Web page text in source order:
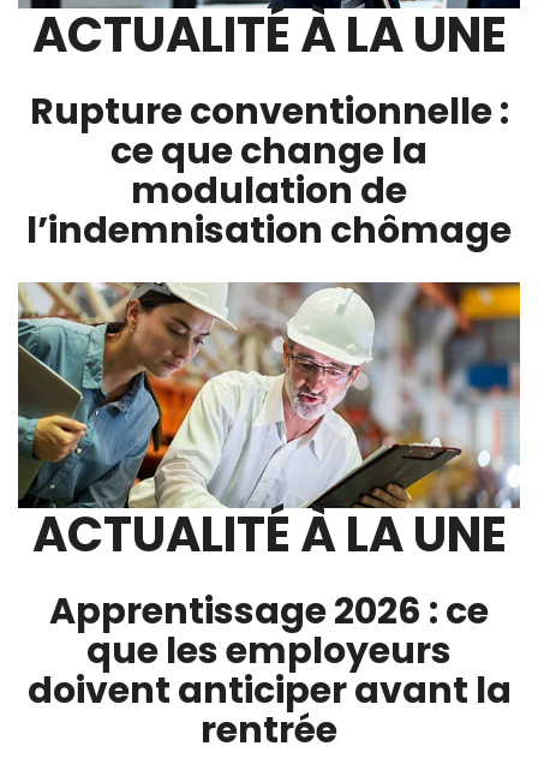
ACTUALITÉ À LA UNE
Rupture conventionnelle :
ce que change la
modulation de
l’indemnisation chômage
ACTUALITÉ À LA UNE
Apprentissage 2026 : ce
que les employeurs
doivent anticiper avant la
rentrée